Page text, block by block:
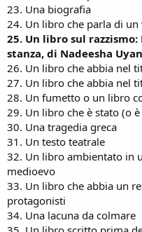
23. Una biografia
24. Un libro che parla di
25. Un libro sul
stanza, di Nadeesha
26. Un libro che abbia nel
27. Un libro che abbia nel
28. Un fumetto o un libro
29. Un libro che è stato (o
30. Una tragedia greca
31. Un testo teatrale
32. Un libro ambientato in
medioevo
33. Un libro che abbia un
protagonisti
34. Una lacuna da colmare